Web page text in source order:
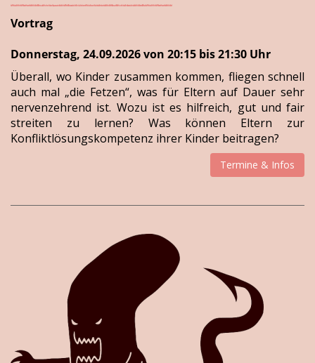
Vortrag
Donnerstag, 24.09.2026 von 20:15 bis 21:30 Uhr
Überall, wo Kinder zusammen kommen, fliegen schnell
auch mal „die Fetzen“, was für Eltern auf Dauer sehr
nervenzehrend ist. Wozu ist es hilfreich, gut und fair
streiten zu lernen? Was können Eltern zur
Konfliktlösungskompetenz ihrer Kinder beitragen?
Termine & Infos